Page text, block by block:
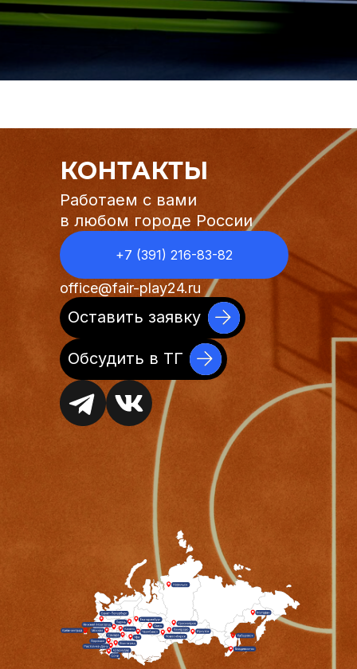
КОНТАКТЫ
Работаем с вами
в любом городе России
+7 (391) 216-83-82
office@fair-play24.ru
Оставить заявку
Обсудить в ТГ